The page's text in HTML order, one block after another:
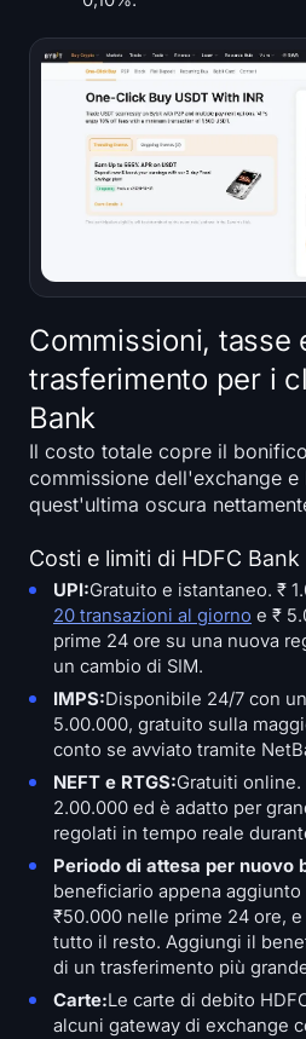
Commissioni, tasse
trasferimento per i
Bank
Il costo totale copre il
commissione dell'exchange
quest'ultima oscura
Costi e limiti di HDFC Bank
UPI:Gratuito e istantaneo. ₹
20 transazioni al giorno e ₹
prime 24 ore su una nuova
un cambio di SIM.
IMPS:Disponibile 24/7 con
5.00.000, gratuito sulla
conto se avviato tramite
NEFT e RTGS:Gratuiti online.
2.00.000 ed è adatto per
regolati in tempo reale
Periodo di attesa per nuovo
beneficiario appena
₹50.000 nelle prime 24 ore,
tutto il resto. Aggiungi il
di un trasferimento più
Carte:Le carte di debito
alcuni gateway di exchange